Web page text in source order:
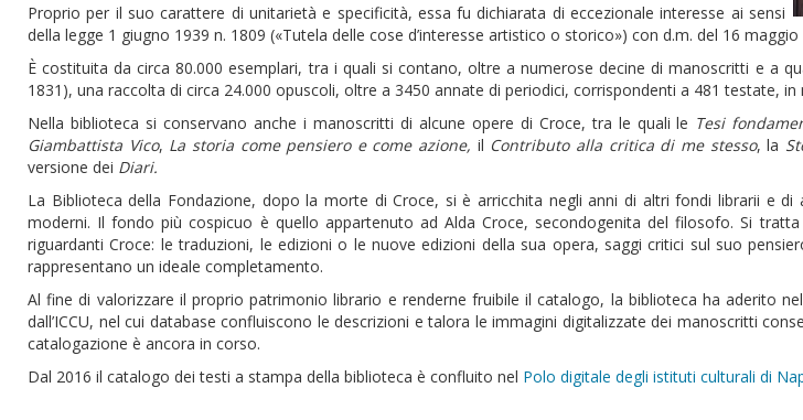
Proprio per il suo carattere di unitarietà e specificità, essa fu dichiarata di eccezionale interesse ai sensi
della legge 1 giugno 1939 n. 1809 («Tutela delle cose d’interesse artistico o storico») con d.m. del 16
È costituita da circa 80.000 esemplari, tra i quali si contano, oltre a numerose decine di manoscritti e a
1831), una raccolta di circa 24.000 opuscoli, oltre a 3450 annate di periodici, corrispondenti a 481 testate,
Nella biblioteca si conservano anche i manoscritti di alcune opere di Croce, tra le quali le Tesi
Giambattista Vico, La storia come pensiero e come azione, il Contributo alla critica di me stesso, la
versione dei Diari.
La Biblioteca della Fondazione, dopo la morte di Croce, si è arricchita negli anni di altri fondi librarii e
moderni. Il fondo più cospicuo è quello appartenuto ad Alda Croce, secondogenita del filosofo. Si
riguardanti Croce: le traduzioni, le edizioni o le nuove edizioni della sua opera, saggi critici sul suo
rappresentano un ideale completamento.
Al fine di valorizzare il proprio patrimonio librario e renderne fruibile il catalogo, la biblioteca ha aderito
dall’ICCU, nel cui database confluiscono le descrizioni e talora le immagini digitalizzate dei manoscritti
catalogazione è ancora in corso.
Dal 2016 il catalogo dei testi a stampa della biblioteca è confluito nel Polo digitale degli istituti culturali di